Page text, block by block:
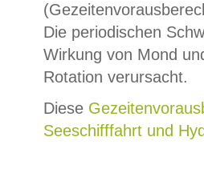
Die periodischen
Wirkung von Mond
Rotation verursacht.
Diese
Seeschifffahrt und